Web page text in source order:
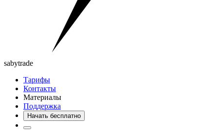
sabytrade
Тарифы
Контакты
Материалы
Поддержка
Начать бесплатно